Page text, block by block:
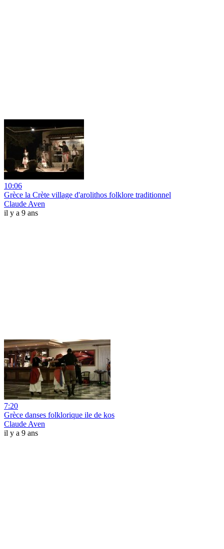
10:06
Grèce la Crète village d'arolithos folklore traditionnel
Claude Aven
il y a 9 ans
7:20
Grèce danses folklorique ile de kos
Claude Aven
il y a 9 ans